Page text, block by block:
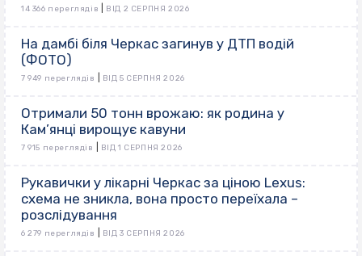
14 366 переглядів ВІД 2 СЕРПНЯ 2026
На дамбі біля Черкас загинув у ДТП водій
(ФОТО)
7 949 переглядів ВІД 5 СЕРПНЯ 2026
Отримали 50 тонн врожаю: як родина у
Кам’янці вирощує кавуни
7 915 переглядів ВІД 1 СЕРПНЯ 2026
Рукавички у лікарні Черкас за ціною Lexus:
схема не зникла, вона просто переїхала –
розслідування
6 279 переглядів ВІД 3 СЕРПНЯ 2026